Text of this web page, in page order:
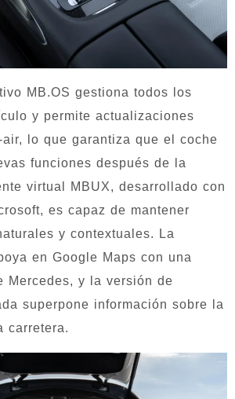
MB.OS gestiona todos los
y permite actualizaciones
air, lo que garantiza que el coche
funciones después de la
virtual MBUX, desarrollado con
es capaz de mantener
y contextuales. La
en Google Maps con una
Mercedes, y la versión de
superpone información sobre la
carretera.